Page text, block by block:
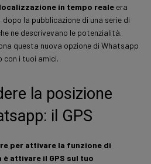
in tempo reale era
la pubblicazione di una serie di
ne descrivevano le potenzialità.
questa nuova opzione di Whatsapp
con i tuoi amici.
la posizione
il GPS
per attivare la funzione di
attivare il GPS sul tuo